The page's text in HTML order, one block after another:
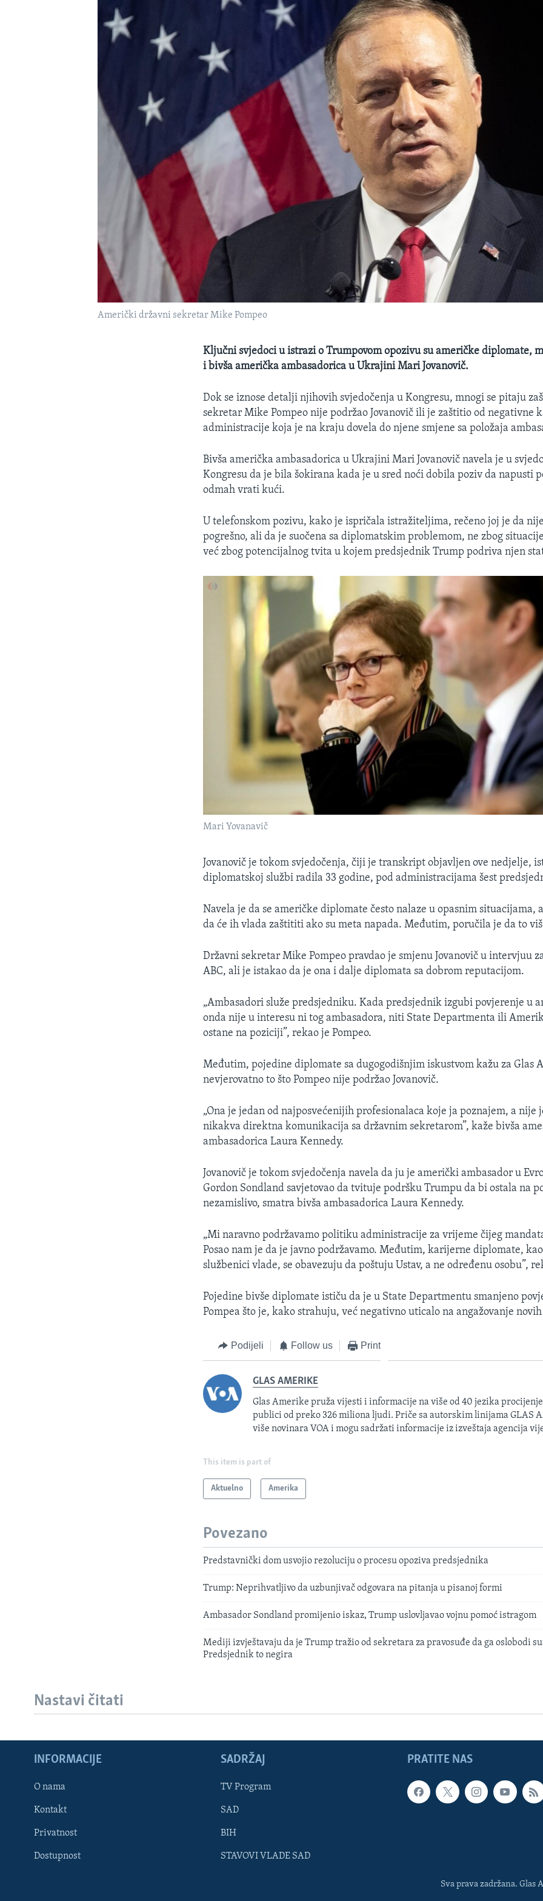
Learning English
Američki državni sekretar Mike Pompeo
Ključni svjedoci u istrazi o Trumpovom opozivu su američke diplomate,
i bivša američka ambasadorica u Ukrajini Mari Jovanovič.
Dok se iznose detalji njihovih svjedočenja u Kongresu, mnogi se pitaju
sekretar Mike Pompeo nije podržao Jovanovič ili je zaštitio od negativne
administracije koja je na kraju dovela do njene smjene sa položaja
Bivša američka ambasadorica u Ukrajini Mari Jovanovič navela je u
Kongresu da je bila šokirana kada je u sred noći dobila poziv da napusti
odmah vrati kući.
U telefonskom pozivu, kako je ispričala istražiteljima, rečeno joj je da
pogrešno, ali da je suočena sa diplomatskim problemom, ne zbog
već zbog potencijalnog tvita u kojem predsjednik Trump podriva njen
Mari Yovanavič
Jovanovič je tokom svjedočenja, čiji je transkript objavljen ove nedjelje,
diplomatskoj službi radila 33 godine, pod administracijama šest
Navela je da se američke diplomate često nalaze u opasnim situacijama,
da će ih vlada zaštititi ako su meta napada. Međutim, poručila je da to
Državni sekretar Mike Pompeo pravdao je smjenu Jovanovič u intervjuu
ABC, ali je istakao da je ona i dalje diplomata sa dobrom reputacijom.
„Ambasadori služe predsjedniku. Kada predsjednik izgubi povjerenje u
onda nije u interesu ni tog ambasadora, niti State Departmenta ili
ostane na poziciji”, rekao je Pompeo.
Međutim, pojedine diplomate sa dugogodišnjim iskustvom kažu za Glas
nevjerovatno to što Pompeo nije podržao Jovanovič.
„Ona je jedan od najposvećenijih profesionalaca koje ja poznajem, a nije
nikakva direktna komunikacija sa državnim sekretarom”, kaže bivša
ambasadorica Laura Kennedy.
Jovanovič je tokom svjedočenja navela da ju je američki ambasador u
Gordon Sondland savjetovao da tvituje podršku Trumpu da bi ostala na
nezamislivo, smatra bivša ambasadorica Laura Kennedy.
„Mi naravno podržavamo politiku administracije za vrijeme čijeg
Posao nam je da je javno podržavamo. Međutim, karijerne diplomate,
službenici vlade, se obavezuju da poštuju Ustav, a ne određenu osobu”,
Pojedine bivše diplomate ističu da je u State Departmentu smanjeno
Pompea što je, kako strahuju, već negativno uticalo na angažovanje
Podijeli Follow us Print
GLAS AMERIKE
Glas Amerike pruža vijesti i informacije na više od 40 jezika
publici od preko 326 miliona ljudi. Priče sa autorskim linijama GLAS
više novinara VOA i mogu sadržati informacije iz izveštaja agencija
This item is part of
Aktuelno Amerika
Povezano
Predstavnički dom usvojio rezoluciju o procesu opoziva predsjednika
Trump: Neprihvatljivo da uzbunjivač odgovara na pitanja u pisanoj formi
Ambasador Sondland promijenio iskaz, Trump uslovljavao vojnu pomoć istragom
Mediji izvještavaju da je Trump tražio od sekretara za pravosuđe da ga oslobodi
Predsjednik to negira
Nastavi čitati
PRATITE NAS
INFORMACIJE
O nama
Kontakt
Privatnost
Dostupnost
SADRŽAJ
TV Program
SAD
BIH
STAVOVI VLADE SAD
Sva prava zadržana.